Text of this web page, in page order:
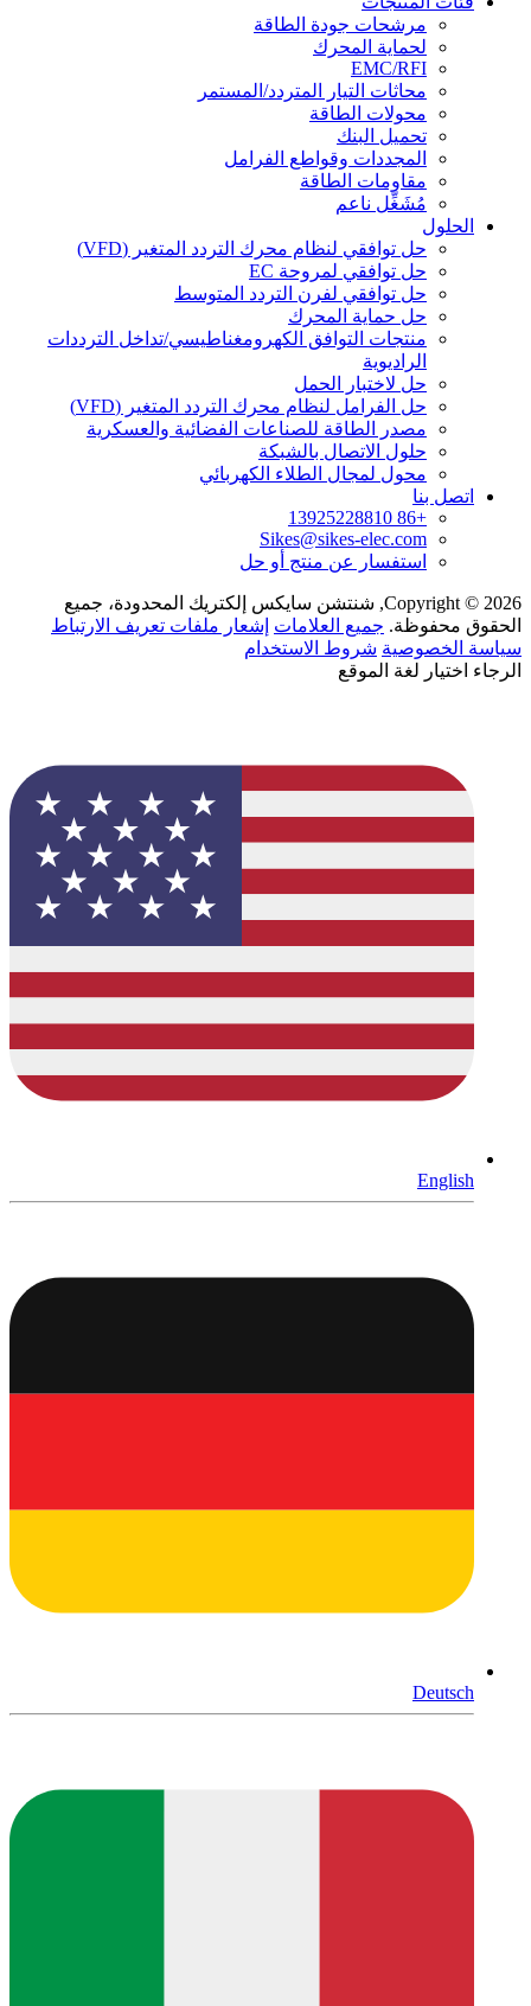
مرشحات جودة الطاقة
لحماية المحرك
EMC/RFI
محاثات التيار المتردد/المستمر
محولات الطاقة
تحميل البنك
المجددات وقواطع الفرامل
مقاومات الطاقة
مُشَغِّل ناعم
الحلول
حل توافقي لنظام محرك التردد المتغير (VFD)
حل توافقي لمروحة EC
حل توافقي لفرن التردد المتوسط
حل حماية المحرك
منتجات التوافق الكهرومغناطيسي/تداخل الترددات
الراديوية
حل لاختبار الحمل
حل الفرامل لنظام محرك التردد المتغير (VFD)
مصدر الطاقة للصناعات الفضائية والعسكرية
حلول الاتصال بالشبكة
محول لمجال الطلاء الكهربائي
اتصل بنا
+86 13925228810
Sikes@sikes-elec.com
استفسار عن منتج أو حل
Copyright © 2026, شنتشن سايكس إلكتريك المحدودة، جميع
الحقوق محفوظة. جميع العلامات إشعار ملفات تعريف الارتباط
سياسة الخصوصية شروط الاستخدام
الرجاء اختيار لغة الموقع
English
Deutsch